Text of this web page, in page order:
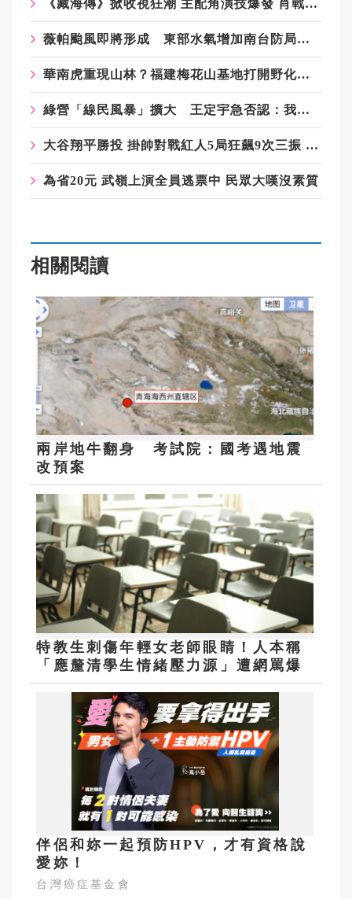
《藏海傳》掀收視狂潮 主配角演技爆發 肖戰不是第一
薇帕颱風即將形成 東部水氣增加南台防局部大雨
華南虎重現山林？福建梅花山基地打開野化新「虎」途
綠營「線民風暴」擴大 王定宇急否認：我不是！我沒有！
大谷翔平勝投 掛帥對戰紅人5局狂飆9次三振 重回巔峰
為省20元 武嶺上演全員逃票中 民眾大嘆沒素質
相關閱讀
兩岸地牛翻身 考試院：國考遇地震
改預案
特教生刺傷年輕女老師眼睛！人本稱
「應釐清學生情緒壓力源」遭網罵爆
伴侶和妳一起預防HPV，才有資格說
愛妳！
台灣癌症基金會